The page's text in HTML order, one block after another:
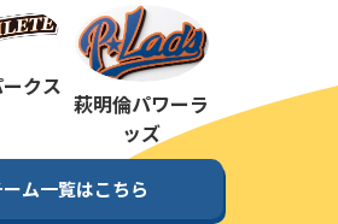
ップアスリートカップ
ップアスリートカップ
ポップアスリートカップ
ップアスリートカップ
クス
萩明倫パワーラ
ッズ
ーム一覧はこちら